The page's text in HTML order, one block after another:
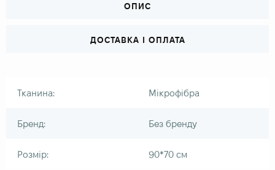
ОПИС
ДОСТАВКА І ОПЛАТА
Тканина: Мікрофібра
Бренд: Без бренду
Розмір: 90*70 см